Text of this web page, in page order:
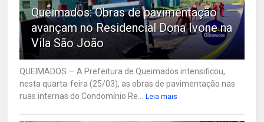
Queimados: Obras de pavimentação
avançam no Residencial Dona Ivone na
Vila São João
QUEIMADOS — A Prefeitura de Queimados intensificou,
nesta quarta-feira (25/03), as obras de pavimentação nas
ruas internas do Condomínio Re...
Leia mais